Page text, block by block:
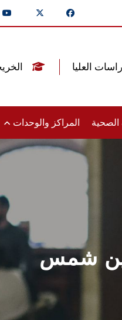
الصحية المراكز والوحدات
شمس